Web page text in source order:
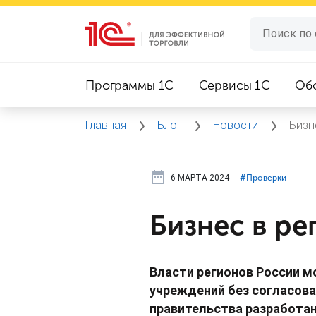
Программы 1C Сервисы 1C
Главная Блог Новости
6 МАРТА 2024 #⁣Проверки
Бизнес в
Власти регионов России
учреждений без
правительства